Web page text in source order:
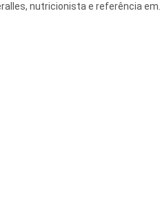
nutricionista e referência em…